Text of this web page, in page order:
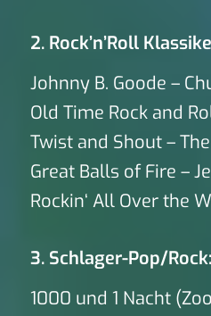
2. Rock’n’Roll
Johnny B. Goode –
Old Time Rock and
Twist and Shout –
Great Balls of Fire –
Rockin‘ All Over the
3. Schlager-Pop/Rock:
1000 und 1 Nacht